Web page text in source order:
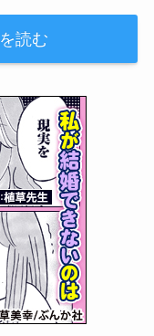
読む